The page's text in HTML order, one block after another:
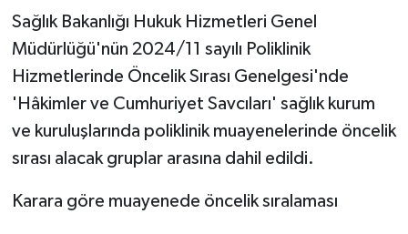
Sağlık Bakanlığı Hukuk Hizmetleri Genel
Müdürlüğü'nün 2024/11 sayılı Poliklinik
Hizmetlerinde Öncelik Sırası Genelgesi'nde
'Hâkimler ve Cumhuriyet Savcıları' sağlık kurum
ve kuruluşlarında poliklinik muayenelerinde öncelik
sırası alacak gruplar arasına dahil edildi.
Karara göre muayenede öncelik sıralaması